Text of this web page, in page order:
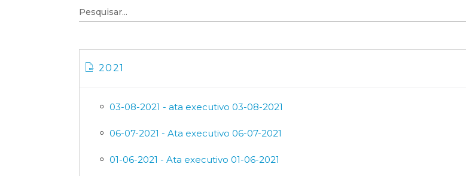
2021
03-08-2021 - ata executivo 03-08-2021
06-07-2021 - Ata executivo 06-07-2021
01-06-2021 - Ata executivo 01-06-2021